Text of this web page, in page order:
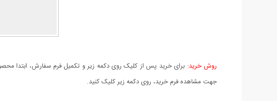
روش خرید: برای خرید پس از کلیک روی دکمه زیر و تکمیل فرم سفارش، ابتدا
جهت مشاهده فرم خرید، روی دکمه زیر کلیک کنید.